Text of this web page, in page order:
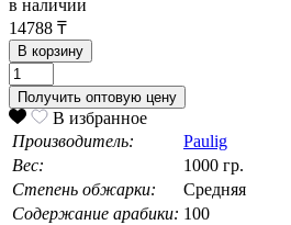
в наличии
14788 ₸
В корзину
Получить оптовую цену
В избранное
Производитель:
Paulig
Вес:
1000 гр.
Степень обжарки:
Средняя
Содержание арабики: 100